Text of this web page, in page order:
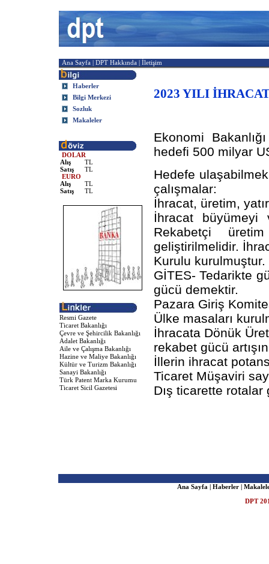
Ana Sayfa | DPT Hakkında | İletişim
Haberler
Bilgi Merkezi
Sozluk
Makaleler
DOLAR
Alış
TL
Satış
TL
EURO
Alış
TL
Satış
TL
Resmi Gazete
Ticaret Bakanlığı
Çevre ve Şehircilik Bakanlığı
Adalet Bakanlığı
Aile ve Çalışma Bakanlığı
Hazine ve Maliye Bakanlığı
Kültür ve Turizm Bakanlığı
Sanayi Bakanlığı
Türk Patent Marka Kurumu
Ticaret Sicil Gazetesi
2023 YILI
Ekonomi
hedefi 500 milyar
Hedefe
çalışmalar:
İhracat, üretim,
İhracat büyümeyi
Rekabetçi
geliştirilmelidir.
Kurulu kurulmuştur.
GİTES- Tedarikte
gücü demektir.
Pazara Giriş
Ülke masaları
İhracata Dönük
rekabet gücü
İllerin ihracat
Ticaret Müşaviri
Dış ticarette
Ana Sayfa | Haberler |
DPT